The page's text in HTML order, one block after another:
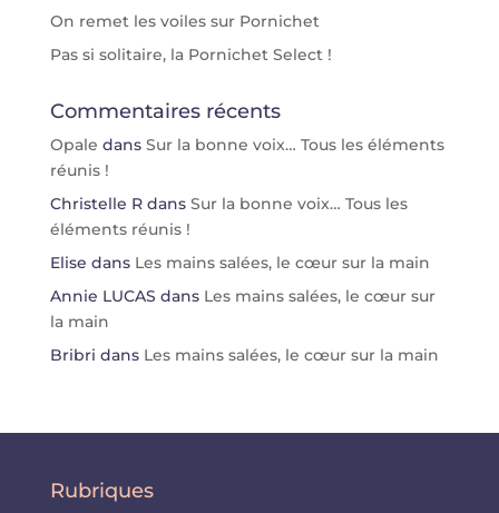
On remet les voiles sur Pornichet
Pas si solitaire, la Pornichet Select !
Commentaires récents
Opale dans Sur la bonne voix… Tous les éléments
réunis !
Christelle Rdans Sur la bonne voix… Tous les
éléments réunis !
Elise dans Les mains salées, le cœur sur la main
Annie LUCAS dans Les mains salées, le cœur sur
la main
Bribri dans Les mains salées, le cœur sur la main
Rubriques